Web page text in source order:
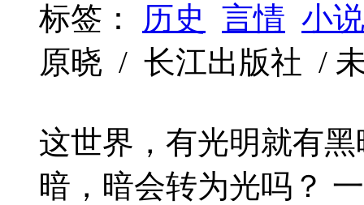
标签： 历史 言情 小说
原晓 / 长江出版社 /
这世界，有光明就有
暗，暗会转为光吗？